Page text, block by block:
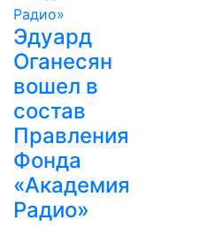
Эдуард
Оганесян
вошел в
состав
Правления
Фонда
«Академия
Радио»